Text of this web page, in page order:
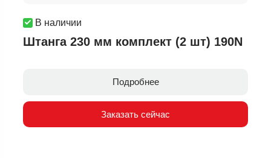
В наличии
Штанга 230 мм комплект (2 шт) 190N
Подробнее
Заказать сейчас